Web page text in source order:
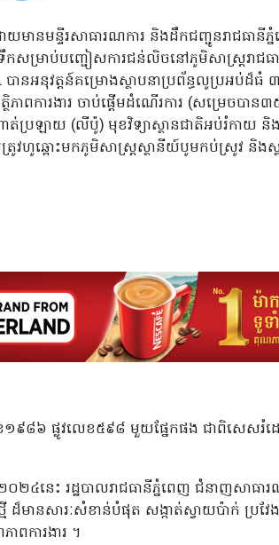
យមានមន្ទីរសាធារណការ និងដឹកជញ្ជូនរាជធានី
ទឹកសម្រាប់បញ្ជៀសការជន់លិចនៅភូមិសាស្ត្ររា
នអនុវត្តន៍គម្រោងស្ថាបនាប្រព័ន្ធលូប្រអប់ដ៏ធំ
ពការងារ ចាប់ផ្តើមដំណើរការ (សម្រេចបាន៣
ត់ប្រឡាយ (លីប៉ូ) មុខវិទ្យាស្ថានជាតិអប់រំកាយ
វហូឆ្ពោះមកភូមិសាស្រ្តស្ថានីយ៍បូមកប់ស្រូវ និង
៩៨៦ ផ្លូវលេខ៥៩៨ មួយផ្នែកផង ជាពិសេសរំ
២០២៤នេះ រដ្ឋបាលរាជធានីភ្នំពេញ ជំនាញសាធា
ដ៏មានសារៈសំខាន់បំផុត សង្កាត់ស្វាយប៉ាក់ ប្រវ
ាពការងារ ។